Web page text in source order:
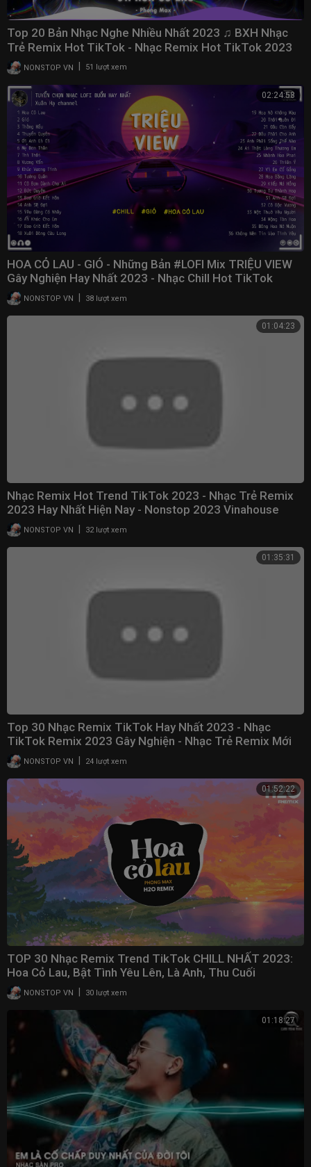
Top 20 Bản Nhạc Nghe Nhiều Nhất 2023 ♫ BXH Nhạc
Trẻ Remix Hot TikTok - Nhạc Remix Hot TikTok 2023
NONSTOP VN 51 lượt xem
02:24:58
HOA CỎ LAU - GIÓ - Những Bản #LOFI Mix TRIỆU VIEW
Gây Nghiện Hay Nhất 2023 - Nhạc Chill Hot TikTok
NONSTOP VN 38 lượt xem
01:04:23
Nhạc Remix Hot Trend TikTok 2023 - Nhạc Trẻ Remix
2023 Hay Nhất Hiện Nay - Nonstop 2023 Vinahouse
NONSTOP VN 32 lượt xem
01:35:31
Top 30 Nhạc Remix TikTok Hay Nhất 2023 - Nhạc
TikTok Remix 2023 Gây Nghiện - Nhạc Trẻ Remix Mới
NhấtNONSTOP VN 24 lượt xem
01:52:22
TOP 30 Nhạc Remix Trend TikTok CHILL NHẤT 2023:
Hoa Cỏ Lau, Bật Tình Yêu Lên, Là Anh, Thu Cuối
NONSTOP VN 30 lượt xem
01:18:27